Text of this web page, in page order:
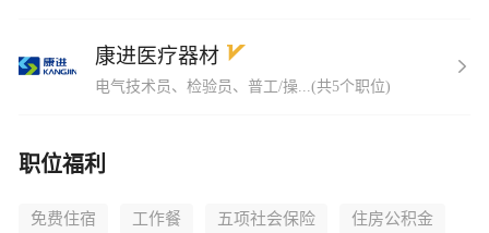
康进医疗器材
电气技术员、检验员、普工/操...(共5个职位)
职位福利
免费住宿 工作餐 五项社会保险 住房公积金